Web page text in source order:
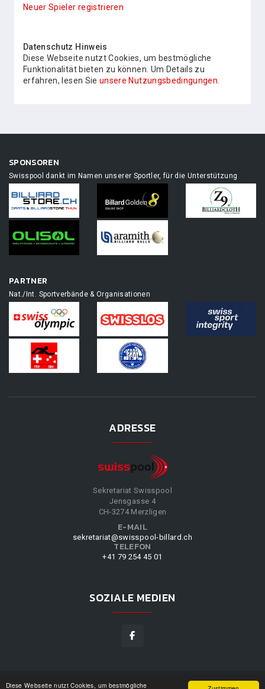
Diese Webseite nutzt Cookies, um bestmögliche
Neuer Spieler registrieren
Datenschutz Hinweis
Diese Webseite nutzt Cookies, um bestmögliche
Funktionalität bieten zu können. Um Details zu
erfahren, lesen Sie unsere Nutzungsbedingungen.
SPONSOREN
Swisspool dankt im Namen unserer Sportler, für die Unterstützung
PARTNER
Nat./Int. Sportverbände & Organisationen
ADRESSE
Sekretariat Swisspool
Jensgasse 4
CH-3274 Merzligen
E-MAIL
sekretariat@swisspool-billard.ch
TELEFON
+41 79 254 45 01
SOZIALE MEDIEN